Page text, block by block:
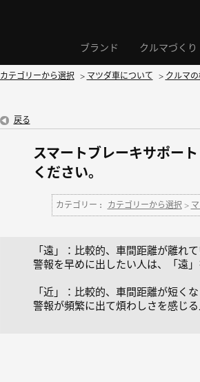
ブランド クルマづくり
カテゴリーから選択 > マツダ車について > クルマ
戻る
スマートブレーキサポー
ください。
カテゴリー : カテゴリーから選択 >
「遠」：比較的、車間距離が離れ
警報を早めに出したい人は、「遠」
「近」：比較的、車間距離が短くな
警報が頻繁に出て煩わしさを感じ